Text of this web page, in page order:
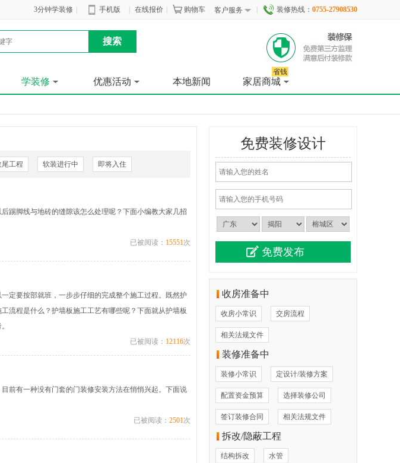
3分钟学装修 手机版 在线报价 购物车 客户服务 装修热线： 0755-27908530
学装修 优惠活动 本地新闻 家居商城
省钱
工程 软装进行中 即将入住
踢脚线与地砖的缝隙该怎么处理呢？下面小编教大家几招
已被阅读： 15551次
定要按部就班，一步步仔细的完成整个施工过程。既然护
流程是什么？护墙板施工工艺有哪些呢？下面就从护墙板
已被阅读： 12116次
前有一种没有门套的门装修安装方法在悄悄兴起。下面说
已被阅读： 2501次
免费装修设计
收房准备中
收房小常识 交房流程
相关法规文件
装修准备中
装修小常识 定设计/装修方案
配置资金预算 选择装修公司
签订装修合同 相关法规文件
拆改/隐蔽工程
结构拆改 水管